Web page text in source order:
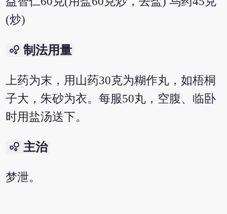
(炒)
bubble_chart 制法用量
上药为末，用山药30克为糊作丸，如梧桐
子大，朱砂为衣。每服50丸，空腹、临卧
时用盐汤送下。
bubble_chart 主治
梦泄。